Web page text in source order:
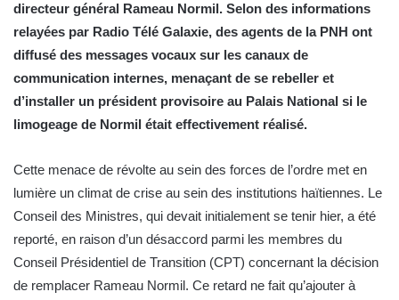
directeur général Rameau Normil. Selon des informations
relayées par Radio Télé Galaxie, des agents de la PNH ont
diffusé des messages vocaux sur les canaux de
communication internes, menaçant de se rebeller et
d’installer un président provisoire au Palais National si le
limogeage de Normil était effectivement réalisé.
Cette menace de révolte au sein des forces de l’ordre met en
lumière un climat de crise au sein des institutions haïtiennes. Le
Conseil des Ministres, qui devait initialement se tenir hier, a été
reporté, en raison d’un désaccord parmi les membres du
Conseil Présidentiel de Transition (CPT) concernant la décision
de remplacer Rameau Normil. Ce retard ne fait qu’ajouter à